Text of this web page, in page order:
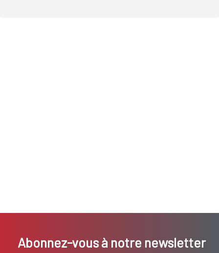
Abonnez-vous à notre newsletter